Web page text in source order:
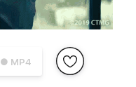
● MP4